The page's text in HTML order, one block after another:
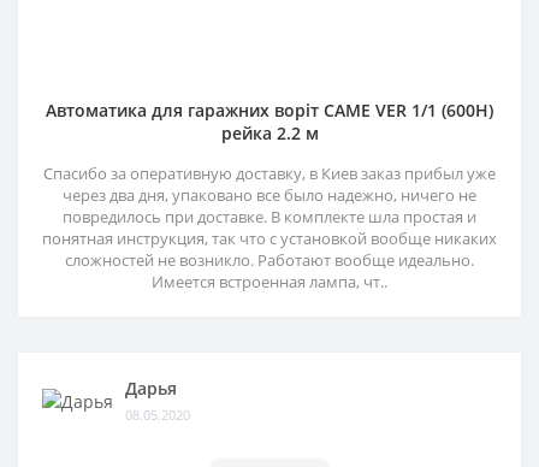
Автоматика для гаражних воріт CAME VER 1/1 (600H)
рейка 2.2 м
Спасибо за оперативную доставку, в Киев заказ прибыл уже
через два дня, упаковано все было надежно, ничего не
повредилось при доставке. В комплекте шла простая и
понятная инструкция, так что с установкой вообще никаких
сложностей не возникло. Работают вообще идеально.
Имеется встроенная лампа, чт..
Дарья
08.05.2020